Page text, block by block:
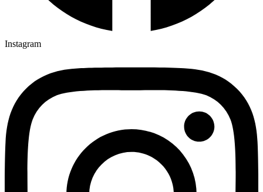
Instagram